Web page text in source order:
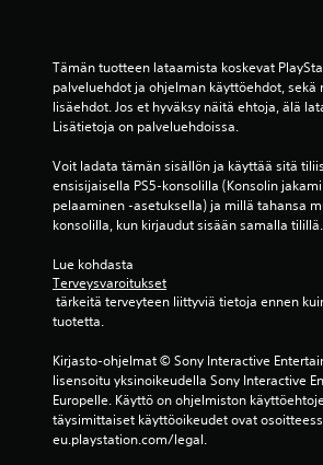
Tämän tuotteen lataamista koskevat
palveluehdot ja ohjelman käyttöehdot, sekä
lisäehdot. Jos et hyväksy näitä ehtoja, älä
Lisätietoja on palveluehdoissa.
Voit ladata tämän sisällön ja käyttää sitä
ensisijaisella PS5-konsolilla (Konsolin
pelaaminen -asetuksella) ja millä tahansa
konsolilla, kun kirjaudut sisään samalla tilillä.
Lue kohdasta
Terveysvaroitukset
tuotetta.
Kirjasto-ohjelmat © Sony Interactive
lisensoitu yksinoikeudella Sony Interactive
Europelle. Käyttö on ohjelmiston
täysimittaiset käyttöoikeudet ovat
eu.playstation.com/legal.